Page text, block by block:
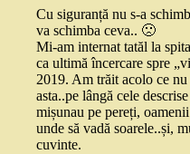
Cu siguranță nu s-a
va schimba ceva.. 🙁
Mi-am internat tatăl la
ca ultimă încercare spre
2019. Am trăit acolo ce
asta..pe lângă cele
mișunau pe pereți,
unde să vadă soarele..și,
cuvinte.